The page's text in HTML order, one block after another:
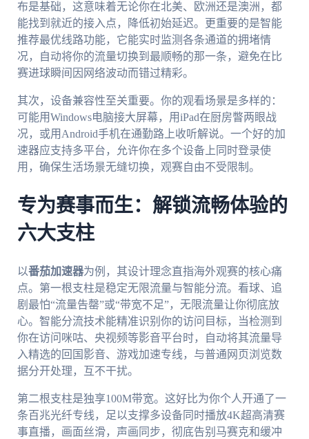
布是基础，这意味着无论你在北美、欧洲还是澳洲，都
能找到就近的接入点，降低初始延迟。更重要的是智能
推荐最优线路功能，它能实时监测各条通道的拥堵情
况，自动将你的流量切换到最顺畅的那一条，避免在比
赛进球瞬间因网络波动而错过精彩。
其次，设备兼容性至关重要。你的观看场景是多样的：
可能用Windows电脑接大屏幕，用iPad在厨房瞥两眼战
况，或用Android手机在通勤路上收听解说。一个好的加
速器应支持多平台，允许你在多个设备上同时登录使
用，确保生活场景无缝切换，观赛自由不受限制。
专为赛事而生：解锁流畅体验的
六大支柱
以番茄加速器为例，其设计理念直指海外观赛的核心痛
点。第一根支柱是稳定无限流量与智能分流。看球、追
剧最怕“流量告罄”或“带宽不足”，无限流量让你彻底放
心。智能分流技术能精准识别你的访问目标，当检测到
你在访问咪咕、央视频等影音平台时，自动将其流量导
入精选的回国影音、游戏加速专线，与普通网页浏览数
据分开处理，互不干扰。
第二根支柱是独享100M带宽。这好比为你个人开通了一
条百兆光纤专线，足以支撑多设备同时播放4K超高清赛
事直播，画面丝滑，声画同步，彻底告别马赛克和缓冲